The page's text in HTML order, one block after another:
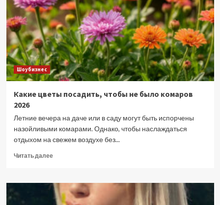
Генри
Кавиллом
и
Кевином
Хартом
Шоубизнес
Какие цветы посадить, чтобы не было комаров
2026
Летние вечера на даче или в саду могут быть испорчены
назойливыми комарами. Однако, чтобы наслаждаться
отдыхом на свежем воздухе без...
Читать далееПрочитать
Какие
цветы
посадить,